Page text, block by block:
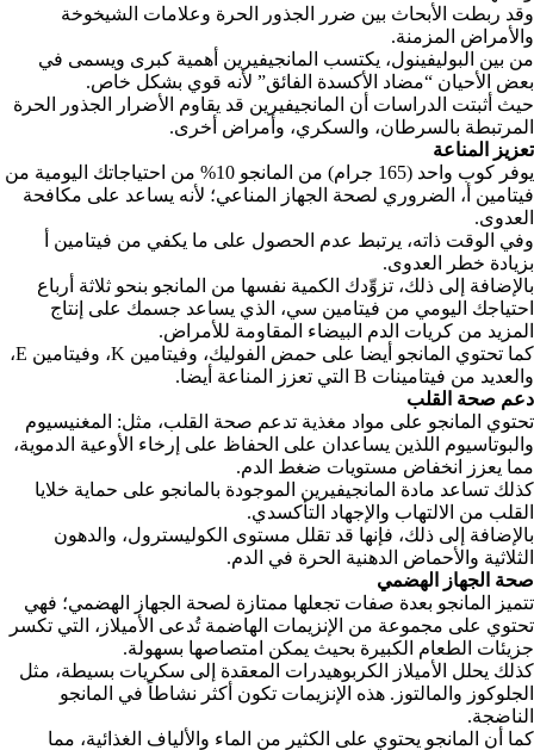
وقد ربطت الأبحاث بين ضرر الجذور الحرة وعلامات الشيخوخة
والأمراض المزمنة.
من بين البوليفينول، يكتسب المانجيفيرين أهمية كبرى ويسمى في
بعض الأحيان “مضاد الأكسدة الفائق” لأنه قوي بشكل خاص.
حيث أثبتت الدراسات أن المانجيفيرين قد يقاوم الأضرار الجذور الحرة
المرتبطة بالسرطان، والسكري، وأمراض أخرى.
تعزيز المناعة
يوفر كوب واحد (165 جرام) من المانجو 10% من احتياجاتك اليومية من
فيتامين أ، الضروري لصحة الجهاز المناعي؛ لأنه يساعد على مكافحة
العدوى.
وفي الوقت ذاته، يرتبط عدم الحصول على ما يكفي من فيتامين أ
بزيادة خطر العدوى.
بالإضافة إلى ذلك، تزوِّدك الكمية نفسها من المانجو بنحو ثلاثة أرباع
احتياجك اليومي من فيتامين سي، الذي يساعد جسمك على إنتاج
المزيد من كريات الدم البيضاء المقاومة للأمراض.
كما تحتوي المانجو أيضا على حمض الفوليك، وفيتامين K، وفيتامين E،
والعديد من فيتامينات B التي تعزز المناعة أيضا.
دعم صحة القلب
تحتوي المانجو على مواد مغذية تدعم صحة القلب، مثل: المغنيسيوم
والبوتاسيوم اللذين يساعدان على الحفاظ على إرخاء الأوعية الدموية،
مما يعزز انخفاض مستويات ضغط الدم.
كذلك تساعد مادة المانجيفيرين الموجودة بالمانجو على حماية خلايا
القلب من الالتهاب والإجهاد التأكسدي.
بالإضافة إلى ذلك، فإنها قد تقلل مستوى الكوليسترول، والدهون
الثلاثية والأحماض الدهنية الحرة في الدم.
صحة الجهاز الهضمي
تتميز المانجو بعدة صفات تجعلها ممتازة لصحة الجهاز الهضمي؛ فهي
تحتوي على مجموعة من الإنزيمات الهاضمة تُدعى الأميلاز، التي تكسر
جزيئات الطعام الكبيرة بحيث يمكن امتصاصها بسهولة.
كذلك يحلل الأميلاز الكربوهيدرات المعقدة إلى سكريات بسيطة، مثل
الجلوكوز والمالتوز. هذه الإنزيمات تكون أكثر نشاطاً في المانجو
الناضجة.
كما أن المانجو يحتوي على الكثير من الماء والألياف الغذائية، مما